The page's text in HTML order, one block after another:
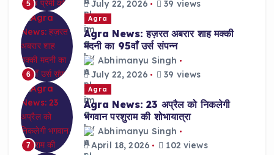
5
July 22, 2026
39 views
6
Agra
Agra News: हज़रत अबरार शाह मक्की
मदनी का 95वाँ उर्स संपन्न
Abhimanyu Singh
July 22, 2026
39 views
7
Agra
Agra News: 23 अप्रैल को निकलेगी
भगवान परशुराम की शोभायात्रा
Abhimanyu Singh
April 18, 2026
102 views